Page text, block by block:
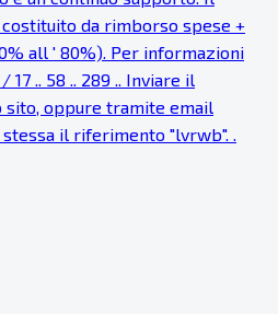
da rimborso spese +
all ' 80%). Per informazioni
.. 58 .. 289 .. Inviare il
oppure tramite email
il riferimento "lvrwb". .